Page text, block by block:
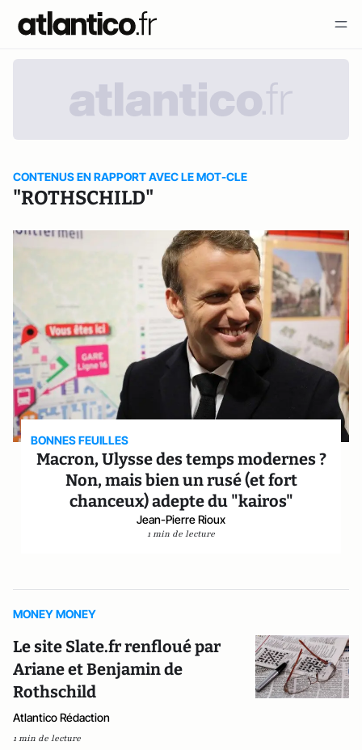
CONTENUS EN RAPPORT AVEC LE MOT-CLE
"ROTHSCHILD"
BONNES FEUILLES
Macron, Ulysse des temps modernes ?
Non, mais bien un rusé (et fort
chanceux) adepte du "kairos"
Jean-Pierre Rioux
1 min de lecture
MONEY MONEY
Le site Slate.fr renfloué par
Ariane et Benjamin de
Rothschild
Atlantico Rédaction
1 min de lecture